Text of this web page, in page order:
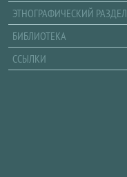
ЭТНОГРАФИЧЕСКИЙ РАЗДЕЛ
БИБЛИОТЕКА
ССЫЛКИ